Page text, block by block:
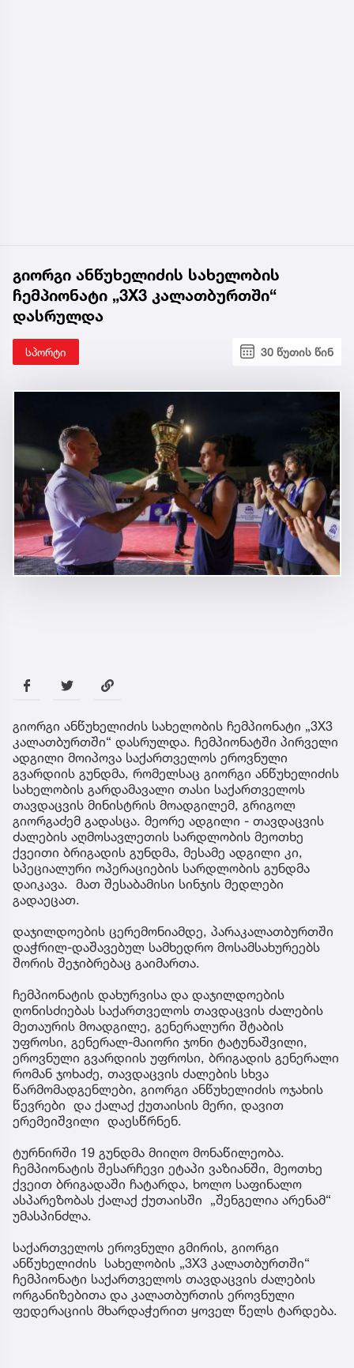
გიორგი ანწუხელიძის სახელობის
ჩემპიონატი „3X3 კალათბურთში“
დასრულდა
სპორტი 30 წუთის წინ
გიორგი ანწუხელიძის სახელობის ჩემპიონატი „3X3
კალათბურთში“ დასრულდა. ჩემპიონატში პირველი
ადგილი მოიპოვა საქართველოს ეროვნული
გვარდიის გუნდმა, რომელსაც გიორგი ანწუხელიძის
სახელობის გარდამავალი თასი საქართველოს
თავდაცვის მინისტრის მოადგილემ, გრიგოლ
გიორგაძემ გადასცა. მეორე ადგილი - თავდაცვის
ძალების აღმოსავლეთის სარდლობის მეოთხე
ქვეითი ბრიგადის გუნდმა, მესამე ადგილი კი,
სპეციალური ოპერაციების სარდლობის გუნდმა
დაიკავა. მათ შესაბამისი სინჯის მედლები
გადაეცათ.
დაჯილდოების ცერემონიამდე, პარაკალათბურთში
დაჭრილ-დაშავებულ სამხედრო მოსამსახურეებს
შორის შეჯიბრებაც გაიმართა.
ჩემპიონატის დახურვისა და დაჯილდოების
ღონისძიებას საქართველოს თავდაცვის ძალების
მეთაურის მოადგილე, გენერალური შტაბის
უფროსი, გენერალ-მაიორი ჯონი ტატუნაშვილი,
ეროვნული გვარდიის უფროსი, ბრიგადის გენერალი
რომან ჯოხაძე, თავდაცვის ძალების სხვა
წარმომადგენლები, გიორგი ანწუხელიძის ოჯახის
წევრები და ქალაქ ქუთაისის მერი, დავით
ერემეიშვილი დაესწრნენ.
ტურნირში 19 გუნდმა მიიღო მონაწილეობა.
ჩემპიონატის შესარჩევი ეტაპი ვაზიანში, მეოთხე
ქვეით ბრიგადაში ჩატარდა, ხოლო საფინალო
ასპარეზობას ქალაქ ქუთაისში „შენგელია არენამ“
უმასპინძლა.
საქართველოს ეროვნული გმირის, გიორგი
ანწუხელიძის სახელობის „3X3 კალათბურთში“
ჩემპიონატი საქართველოს თავდაცვის ძალების
ორგანიზებითა და კალათბურთის ეროვნული
ფედერაციის მხარდაჭერით ყოველ წელს ტარდება.